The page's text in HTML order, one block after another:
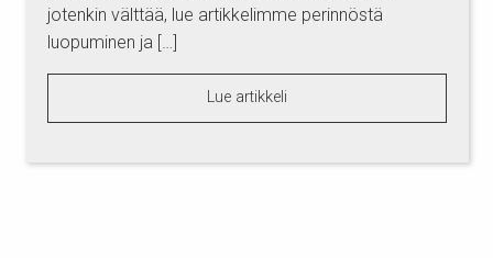
jotenkin välttää, lue artikkelimme perinnöstä
luopuminen ja […]
Lue artikkeli